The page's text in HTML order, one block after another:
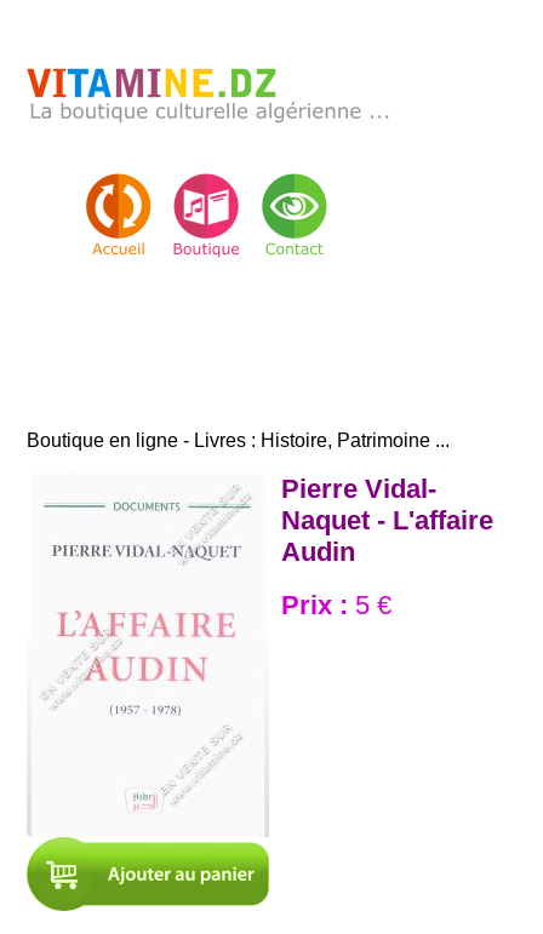
Boutique en ligne - Livres : Histoire, Patrimoine ...
Pierre Vidal-
Naquet - L'affaire
Audin
Prix : 5 €